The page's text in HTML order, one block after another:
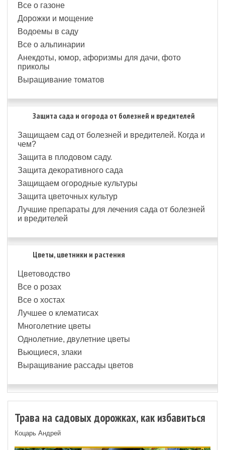
Все о газоне
Дорожки и мощение
Водоемы в саду
Все о альпинарии
Анекдоты, юмор, афоризмы для дачи, фото
приколы
Выращивание томатов
Защита сада и огорода от болезней и вредителей
Защищаем сад от болезней и вредителей. Когда и
чем?
Защита в плодовом саду.
Защита декоративного сада
Защищаем огородные культуры
Защита цветочных культур
Лучшие препараты для лечения сада от болезней
и вредителей
Цветы, цветники и растения
Цветоводство
Все о розах
Все о хостах
Лучшее о клематисах
Многолетние цветы
Однолетние, двулетние цветы
Вьющиеся, злаки
Выращивание рассады цветов
Трава на садовых дорожках, как избавиться
Коцарь Андрей